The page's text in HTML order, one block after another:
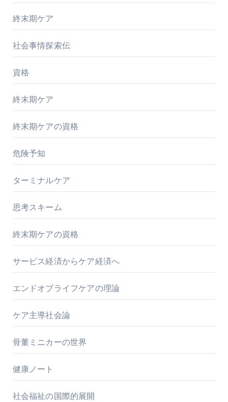
終末期ケア
社会事情探索伝
資格
終末期ケア
終末期ケアの資格
危険予知
ターミナルケア
思考スキーム
終末期ケアの資格
サービス経済からケア経済へ
エンドオブライフケアの理論
ケア主導社会論
骨董ミニカーの世界
健康ノート
社会福祉の国際的展開